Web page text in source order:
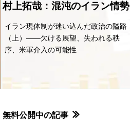
村上拓哉：混沌のイラン情勢
イラン現体制が迷い込んだ政治の隘路
（上）――欠ける展望、失われる秩
序、米軍介入の可能性
無料公開中の記事